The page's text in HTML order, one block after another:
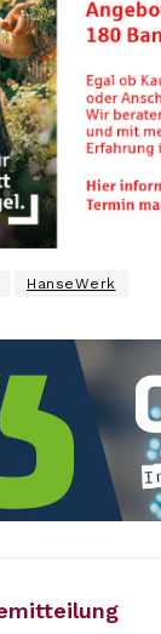
HanseWerk